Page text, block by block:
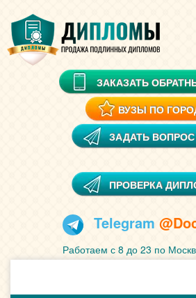
ЗАКАЗАТЬ
ВУЗЫ ПО
ЗАДАТЬ
ПРОВЕРКА
Telegram
Работаем с 8 до 23 по